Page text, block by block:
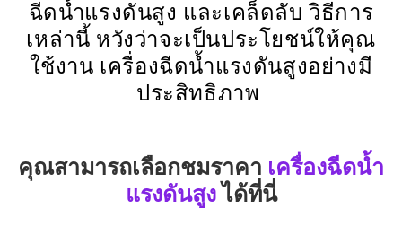
ฉีดน้ำแรงดันสูง และเคล็ดลับ วิธีการ
เหล่านี้ หวังว่าจะเป็นประโยชน์ให้คุณ
ใช้งาน เครื่องฉีดน้ำแรงดันสูงอย่างมี
ประสิทธิภาพ
คุณสามารถเลือกชมราคา เครื่องฉีดน้ำ
แรงดันสูงได้ที่นี่